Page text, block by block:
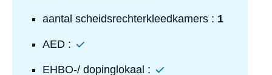
aantal scheidsrechterkleedkamers : 1
AED : Ja
EHBO-/ dopinglokaal : Ja